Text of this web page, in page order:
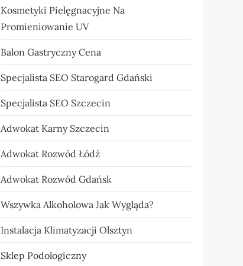
Kosmetyki Pielęgnacyjne Na
Promieniowanie UV
Balon Gastryczny Cena
Specjalista SEO Starogard Gdański
Specjalista SEO Szczecin
Adwokat Karny Szczecin
Adwokat Rozwód Łódź
Adwokat Rozwód Gdańsk
Wszywka Alkoholowa Jak Wygląda?
Instalacja Klimatyzacji Olsztyn
Sklep Podologiczny